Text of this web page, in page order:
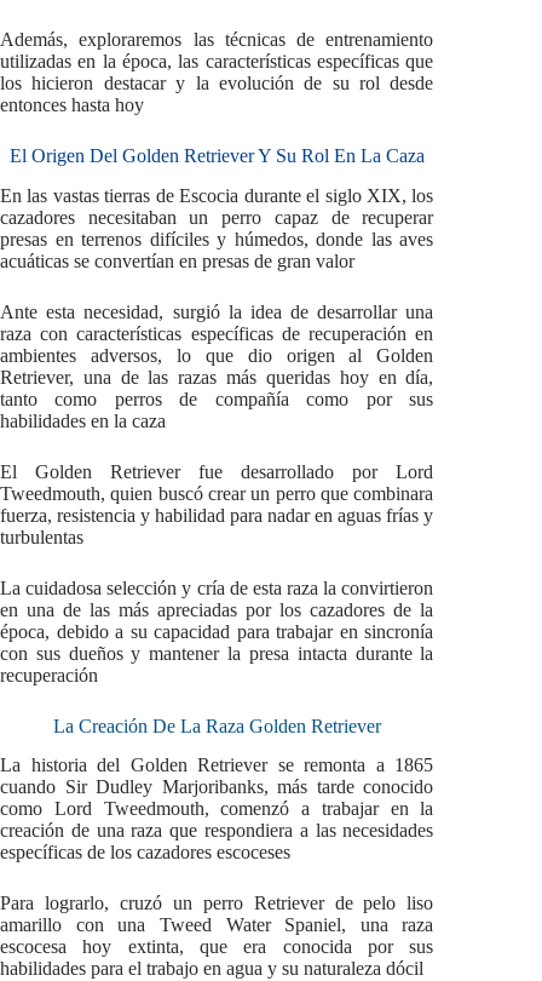
Además, exploraremos las técnicas de entrenamiento
utilizadas en la época, las características específicas que
los hicieron destacar y la evolución de su rol desde
entonces hasta hoy
El Origen Del Golden Retriever Y Su Rol En La Caza
En las vastas tierras de Escocia durante el siglo XIX, los
cazadores necesitaban un perro capaz de recuperar
presas en terrenos difíciles y húmedos, donde las aves
acuáticas se convertían en presas de gran valor
Ante esta necesidad, surgió la idea de desarrollar una
raza con características específicas de recuperación en
ambientes adversos, lo que dio origen al Golden
Retriever, una de las razas más queridas hoy en día,
tanto como perros de compañía como por sus
habilidades en la caza
El Golden Retriever fue desarrollado por Lord
Tweedmouth, quien buscó crear un perro que combinara
fuerza, resistencia y habilidad para nadar en aguas frías y
turbulentas
La cuidadosa selección y cría de esta raza la convirtieron
en una de las más apreciadas por los cazadores de la
época, debido a su capacidad para trabajar en sincronía
con sus dueños y mantener la presa intacta durante la
recuperación
La Creación De La Raza Golden Retriever
La historia del Golden Retriever se remonta a 1865
cuando Sir Dudley Marjoribanks, más tarde conocido
como Lord Tweedmouth, comenzó a trabajar en la
creación de una raza que respondiera a las necesidades
específicas de los cazadores escoceses
Para lograrlo, cruzó un perro Retriever de pelo liso
amarillo con una Tweed Water Spaniel, una raza
escocesa hoy extinta, que era conocida por sus
habilidades para el trabajo en agua y su naturaleza dócil